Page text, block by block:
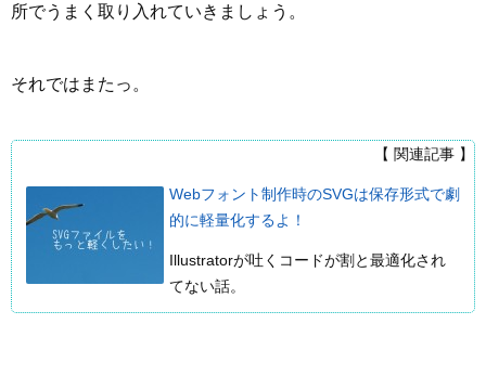
所でうまく取り入れていきましょう。
それではまたっ。
【 関連記事 】
Webフォント制作時のSVGは保存形式で劇
的に軽量化するよ！
Illustratorが吐くコードが割と最適化され
てない話。